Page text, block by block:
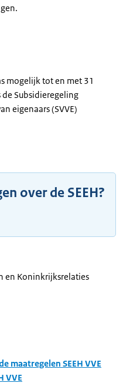
mogelijk tot en met 31
Subsidieregeling
eigenaars (SVVE)
over de SEEH?
en Koninkrijksrelaties
maatregelen SEEH VVE
VVE